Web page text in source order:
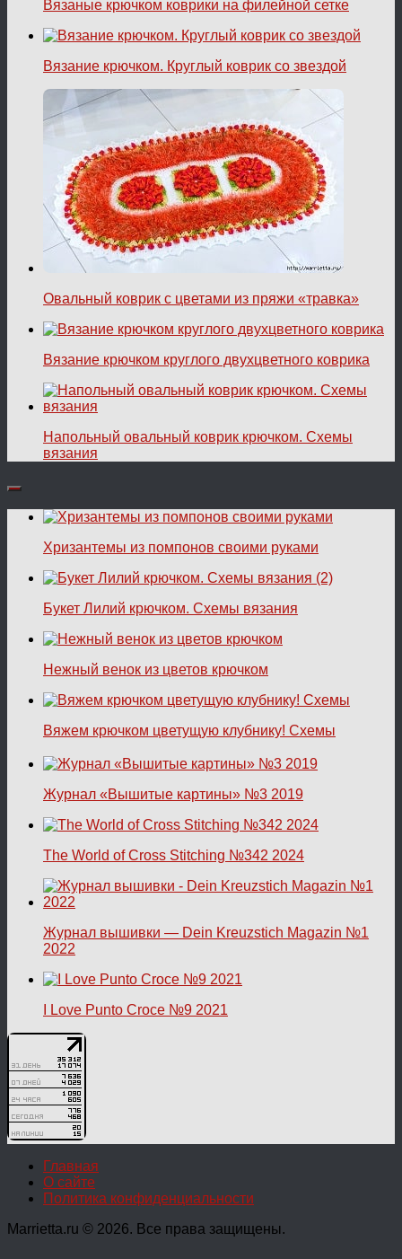
Вязаные крючком коврики на филейной сетке
Вязание крючком. Круглый коврик со звездой
Овальный коврик с цветами из пряжи «травка»
Вязание крючком круглого двухцветного коврика
Напольный овальный коврик крючком. Схемы
вязания
Хризантемы из помпонов своими руками
Букет Лилий крючком. Схемы вязания
Нежный венок из цветов крючком
Вяжем крючком цветущую клубнику! Схемы
Журнал «Вышитые картины» №3 2019
The World of Cross Stitching №342 2024
Журнал вышивки — Dein Kreuzstich Magazin №1
2022
I Love Punto Croce №9 2021
Главная
О сайте
Политика конфиденциальности
Marrietta.ru © 2026. Все права защищены.